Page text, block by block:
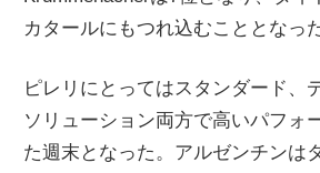
カタールにもつれ込むこととなった
ピレリにとってはスタンダード、
ソリューション両方で高いパフォ
た週末となった。アルゼンチンは